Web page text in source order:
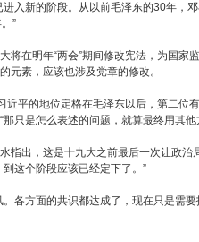
入新的阶段。从以前毛泽东的30年，
”
将在明年“两会”期间修改宪法，为国家
元素，应该也涉及党章的修改。
近平的地位定格在毛泽东以后，第二位
只是怎么表述的问题，就算最终用其
指出，这是十九大之前最后一次让政治
这个阶段应该已经定下了。”
各方面的共识都达成了，现在只是需